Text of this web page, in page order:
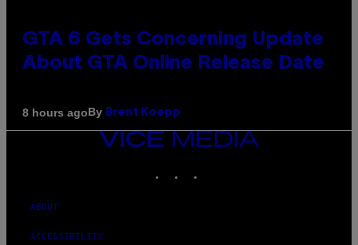
GTA 6 Gets Concerning Update
About GTA Online Release Date
8 hours agoBy Brent Koepp
VICE
ABOUT
ACCESSIBILITY